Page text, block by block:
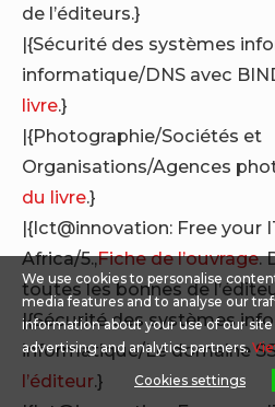
de l’éditeurs.}
|{Sécurité des systèmes
informatique/DNS avec
livre.}
|{Photographie/Sociétés et
Organisations/Agences
du livre.}
|{Ict@innovation: Free your
Africa/5.,Fiche de l’ouvrage.
toutes les bonnes de
|{Sécurité des systèmes
informatique/Le domaine
l’éditeur.}
We use cookies to personalise
media features and to analyse our
information about your use of our
advertising and analytics partners.
Cookies settings